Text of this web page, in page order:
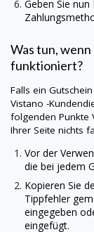
Geben Sie
Was tun,
funktioniert?
Falls ein
Vistano -
folgenden Punkte
Ihrer Seite nichts
Vor der
die bei jedem
Kopieren Sie
Tippfehler
eingegeben
eingefügt.